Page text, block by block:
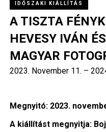
IDŐSZAKI KIÁLLÍTÁS
A TISZTA
HEVESY IVÁN
MAGYAR
2023. November 11. –
Megnyitó: 2023.
A kiállítást megnyitja: